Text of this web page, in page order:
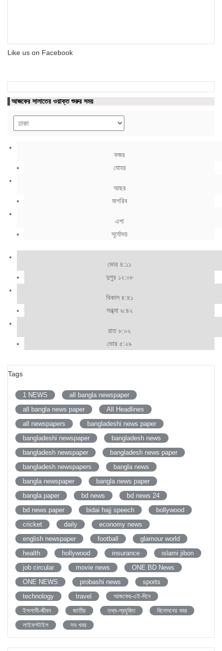
Like us on Facebook
আজকের সালাতের ওয়াক্ত শুরুর সময়
ফজর
যোহর
আছর
মাগরিব
এশা
সূর্যোদয়
ভোর ৪:১১
দুপুর ১২:০৮
বিকাল ৪:৪১
সন্ধ্যা ৬:৪২
রাত ৮:০২
ভোর ৫:২৯
Tags
1 NEWS
all bangla newspaper
all bangla news paper
All Headlines
all newspapers
bangladeshi news paper
bangladeshi newspaper
bangladesh news
bangladesh newspaper
bangladesh news paper
bangladesh newspapers
bangla news
bangla newspaper
bangla news paper
bangla paper
bd news
bd news 24
bd news paper
bidai hajj speech
bollywood
cricket
daily
economy news
english newspaper
football
glamour world
health
hollywood insurance
islami jibon
job circular
movie news
ONE BD News
ONE NEWS
probashi news
sports
technology
travel
আজকের-এই-দিনে
ইসলামী-জীবন
জাতীয় তথ্য-প্রযুক্তি
বিনোদনের খবর
লাইফস্টাইল
সব খবর